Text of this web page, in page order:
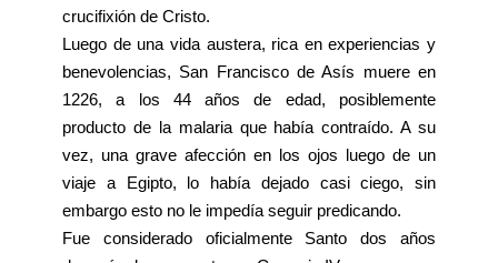
crucifixión de Cristo.
Luego de una vida austera, rica en experiencias y
benevolencias, San Francisco de Asís muere en
1226, a los 44 años de edad, posiblemente
producto de la malaria que había contraído. A su
vez, una grave afección en los ojos luego de un
viaje a Egipto, lo había dejado casi ciego, sin
embargo esto no le impedía seguir predicando.
Fue considerado oficialmente Santo dos años